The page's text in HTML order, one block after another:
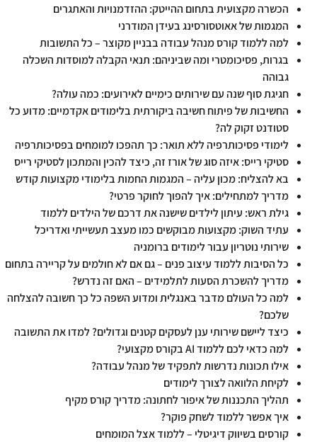
הכשרה מקצועית בתחום ההייטק: ההזדמנויות והאתגרים
המגמות של אאוטסורסינג בעידן המודרני
למה ללמוד קורס מנהל עבודה בבניין מקוצר – כל התשובות
בגרות, פסיכומטרי ומה שביניהם: תנאי הקבלה למוסדות השכלה
גבוהה
חגיגת סוף שנה עם שירותים כימיים לאירועים: כמה עולה?
החשיבות של פיתוח חשיבה ביקורתית בלימודים אקדמיים: מדוע כל
סטודנט זקוק לה?
לימודי פסיכותרפיה ללא תואר: כך תהפכו למומחים בפסיכותרפיה
סטיקי רייס: איזה סוג של אורז זה, כיצד להכין והמתכון לסטיקי רייס
בא להצליח: מכון עליה – המגמות החמות בלימודי מקצועות קודש
מדריך למתחילים: איך להפוך לחוקר פרטי?
גילת ראש: עיתון לילדים שישנה את דרכם של הילדים ללמוד
עתיד השוק: מקצועות מבוקשים כמו מעצב תעשייתי ואדריכל
שירותי נוטריון עבור לימודים ברומניה
כל הסיבות ללמוד עיצוב פנים – גם אם לא חולמים על קריירה בתחום
מדריך להשכרת הסעות לתלמידים – האם זה נדרש?
למה כל העולם מדבר באנגלית ומדוע השפה כל כך חשובה להצלחה
שלכם?
כיצד ליישם שירותי ענן לעסקים קטנים וגדולים? למדו את התשובה
למה כדאי לכם ללמוד AI בקורס מקצועי?
אילו תכונות נדרשות לתפקיד של מנהל עבודה?
לקיחת הלוואה לצורך לימודים
תהליך התכננות של איפור לחתונה: מדריך קורס מקיף
איך אפשר ללמוד לשחק פוקר?
קורסים בשיווק דיגיטלי – ללמוד אצל המומחים